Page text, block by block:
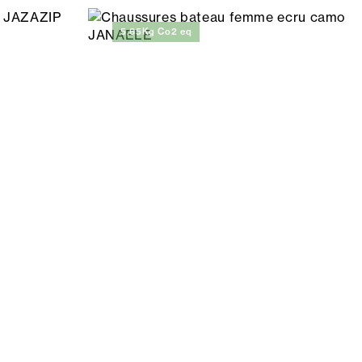
5,65Kg Co2 eq